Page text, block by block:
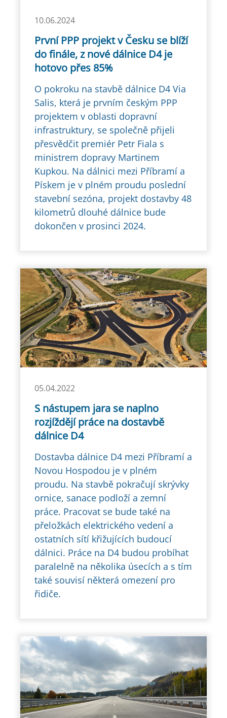
10.06.2024
První PPP projekt v Česku se blíží
do finále, z nové dálnice D4 je
hotovo přes 85%
O pokroku na stavbě dálnice D4 Via
Salis, která je prvním českým PPP
projektem v oblasti dopravní
infrastruktury, se společně přijeli
přesvědčit premiér Petr Fiala s
ministrem dopravy Martinem
Kupkou. Na dálnici mezi Příbramí a
Pískem je v plném proudu poslední
stavební sezóna, projekt dostavby 48
kilometrů dlouhé dálnice bude
dokončen v prosinci 2024.
05.04.2022
S nástupem jara se naplno
rozjíždějí práce na dostavbě
dálnice D4
Dostavba dálnice D4 mezi Příbramí a
Novou Hospodou je v plném
proudu. Na stavbě pokračují skrývky
ornice, sanace podloží a zemní
práce. Pracovat se bude také na
přeložkách elektrického vedení a
ostatních sítí křižujících budoucí
dálnici. Práce na D4 budou probíhat
paralelně na několika úsecích a s tím
také souvisí některá omezení pro
řidiče.